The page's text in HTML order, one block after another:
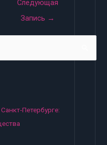
Следующая
Запись →
Петербурге: